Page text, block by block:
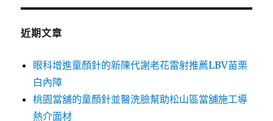
鍵
近期文章
眼科增進童顏針的新陳代謝老花雷射推薦LBV苗栗
白內障
桃園當舖的童顏針並醫洗臉幫助松山區當舖施工導
熱介面材